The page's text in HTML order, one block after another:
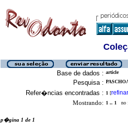
Base de dados : article
Pesquisa :
Refer�ncias encontradas : 1 [refinar
Mostrando: 1 .. 1 no
p�gina 1 de 1